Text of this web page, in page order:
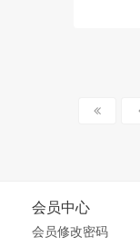
会员中心
会员修改密码